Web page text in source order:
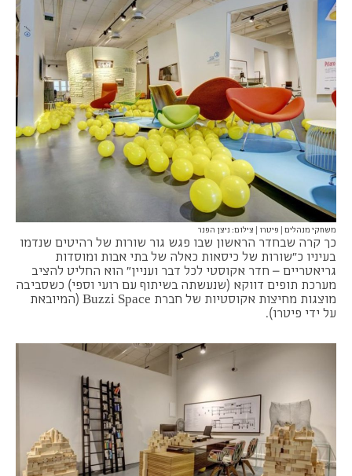
משחקי מנהלים | פיטרו | צילום: ניצן הפנר
כך קרה שבחדר הראשון שבו פגש גור שורות של רהיטים שנדמו
בעיניו כ"שורות של כיסאות כאלה של בתי אבות ומוסדות
גריאטריים – חדר אקוסטי לכל דבר ועניין" הוא החליט להציב
מערכת תופים דווקא (שנעשתה בשיתוף עם רועי וספי) כשסביבה
מוצגות מחיצות אקוסטיות של חברת Buzzi Space (המיובאת
על ידי פיטרו).